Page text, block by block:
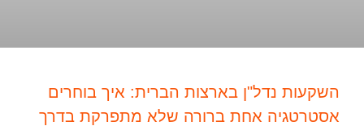
השקעות נדל"ן בארצות הברית: איך בוחרים
אסטרטגיה אחת ברורה שלא מתפרקת בדרך